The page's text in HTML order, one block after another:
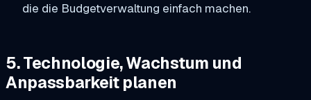
die die Budgetverwaltung einfach machen.
5. Technologie, Wachstum und
Anpassbarkeit planen